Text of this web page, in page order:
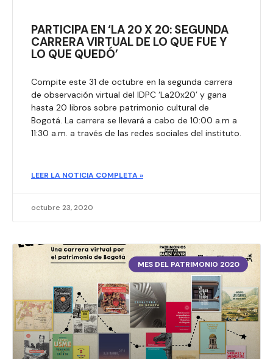
PARTICIPA EN ‘LA 20 X 20: SEGUNDA
CARRERA VIRTUAL DE LO QUE FUE Y
LO QUE QUEDÓ’
Compite este 31 de octubre en la segunda carrera
de observación virtual del IDPC ‘La20x20’ y gana
hasta 20 libros sobre patrimonio cultural de
Bogotá. La carrera se llevará a cabo de 10:00 a.m a
11:30 a.m. a través de las redes sociales del instituto.
LEER LA NOTICIA COMPLETA »
octubre 23, 2020
MES DEL PATRIMONIO 2020